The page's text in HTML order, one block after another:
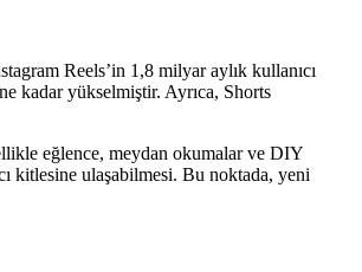
Reels’in 1,8 milyar aylık kullanıcı
kadar yükselmiştir. Ayrıca, Shorts
eğlence, meydan okumalar ve DIY
kitlesine ulaşabilmesi. Bu noktada, yeni